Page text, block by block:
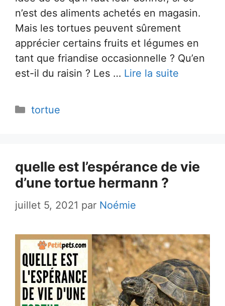
n’est des aliments achetés en magasin.
Mais les tortues peuvent sûrement
apprécier certains fruits et légumes en
tant que friandise occasionnelle ? Qu’en
est-il du raisin ? Les … Lire la suite
Catégories
tortue
quelle est l’espérance de vie
d’une tortue hermann ?
juillet 5, 2021 par Noémie